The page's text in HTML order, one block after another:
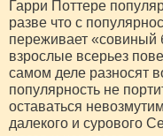
Гарри Поттере
разве что с
переживает «совиный
взрослые всерьез
самом деле разносят
популярность не
оставаться
далекого и сурового